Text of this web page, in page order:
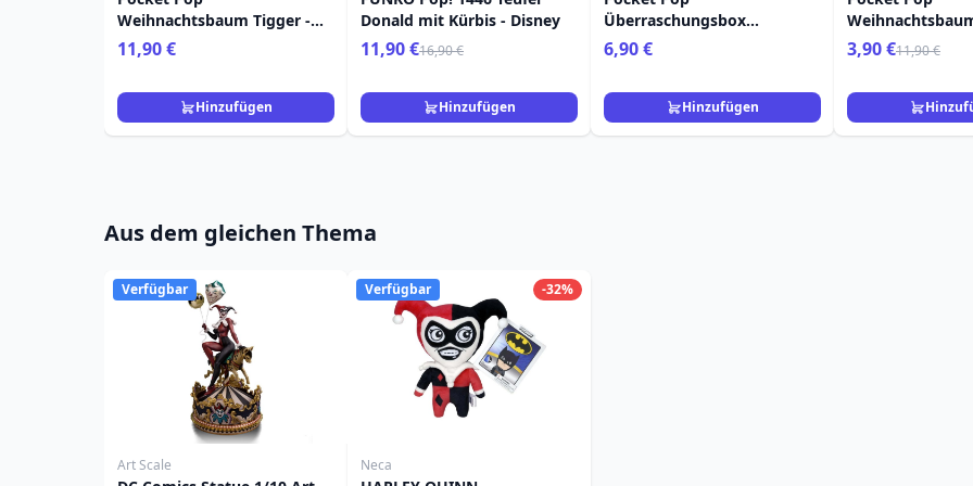
Weihnachtsbaum Tigger -
Disney Winnie Puuh
11,90 €
Hinzufügen
Donald mit Kürbis - Disney
11,90 €16,90 €
Hinzufügen
Überraschungsbox
Prinzessinnenurlaub - Disney
6,90 €
Hinzufügen
Clauss - Disney
Before Christmas
3,90 €11,90 €
Aus dem gleichen Thema
Verfügbar
Art Scale
-32%
Verfügbar
Neca